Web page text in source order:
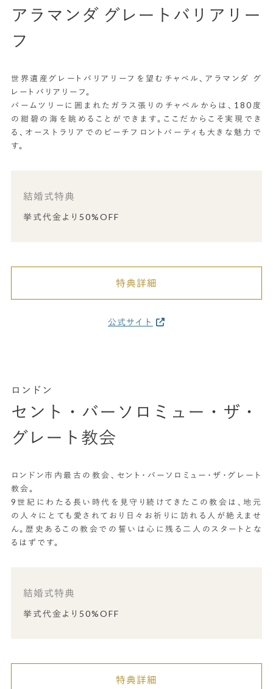
アラマンダ グレートバリアリー
フ
世界遺産グレートバリアリーフを望むチャペル、アラマンダ グ
レートバリアリーフ。
パームツリーに囲まれたガラス張りのチャペルからは、180度
の紺碧の海を眺めることができます。ここだからこそ実現でき
る、オーストラリアでのビーチフロントパーティも大きな魅力で
す。
結婚式特典
挙式代金より50%OFF
特典詳細
公式サイト
ロンドン
セント・バーソロミュー・ザ・
グレート教会
ロンドン市内最古の教会、セント・バーソロミュー・ザ・グレート
教会。
9世紀にわたる長い時代を見守り続けてきたこの教会は、地元
の人々にとても愛されており日々お祈りに訪れる人が絶えませ
ん。歴史あるこの教会での誓いは心に残る二人のスタートとな
るはずです。
結婚式特典
挙式代金より50%OFF
特典詳細